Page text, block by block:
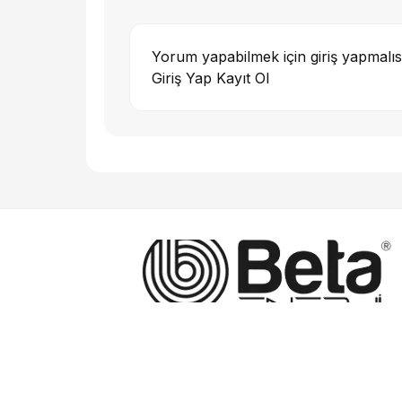
Yorum yapabilmek için giriş
Giriş Yap Kayıt Ol